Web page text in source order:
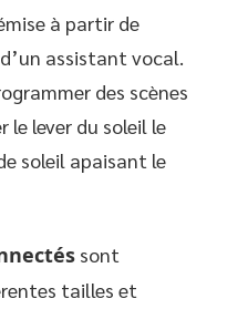
à partir de
assistant vocal.
des scènes
le lever du soleil le
soleil apaisant le
sont
tailles et